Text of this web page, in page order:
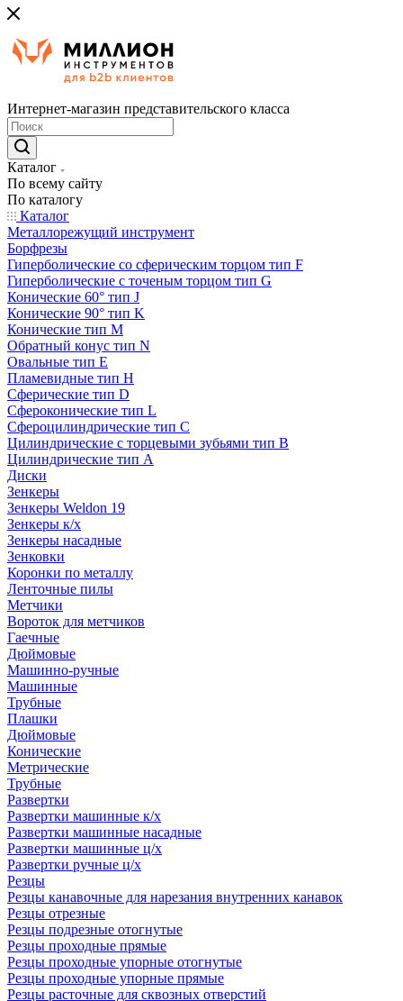
Интернет-магазин представительского класса
Каталог
По всему сайту
По каталогу
Каталог
Металлорежущий инструмент
Борфрезы
Гиперболические cо сферическим торцом тип F
Гиперболические с точеным торцом тип G
Конические 60° тип J
Конические 90° тип K
Конические тип M
Обратный конус тип N
Овальные тип E
Пламевидные тип H
Сферические тип D
Сфероконические тип L
Сфероцилиндрические тип C
Цилиндрические с торцевыми зубьями тип B
Цилиндрические тип А
Диски
Зенкеры
Зенкеры Weldon 19
Зенкеры к/х
Зенкеры насадные
Зенковки
Коронки по металлу
Ленточные пилы
Метчики
Вороток для метчиков
Гаечные
Дюймовые
Машинно-ручные
Машинные
Трубные
Плашки
Дюймовые
Конические
Метрические
Трубные
Развертки
Развертки машинные к/х
Развертки машинные насадные
Развертки машинные ц/х
Развертки ручные ц/х
Резцы
Резцы канавочные для нарезания внутренних канавок
Резцы отрезные
Резцы подрезные отогнутые
Резцы проходные прямые
Резцы проходные упорные отогнутые
Резцы проходные упорные прямые
Резцы расточные для сквозных отверстий